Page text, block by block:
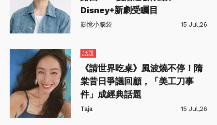
Disney+新劇受矚目
影憶小腦袋 15 Jul,26
話題
《請世界吃桌》風波燒不停！隋
棠昔日爭議回顧，「美工刀事
件」成經典話題
Taja 15 Jul,26